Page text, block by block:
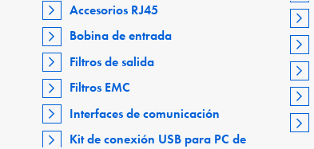
Accesorios RJ45
Bobina de entrada
Filtros de salida
Filtros EMC
Interfaces de comunicación
Kit de conexión USB para PC de